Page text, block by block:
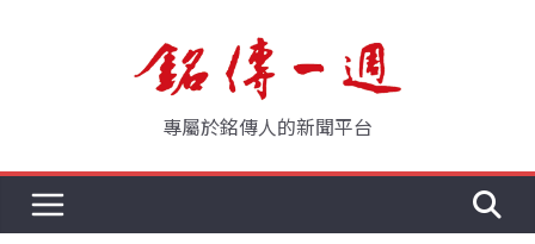
專屬於銘傳人的新聞平台